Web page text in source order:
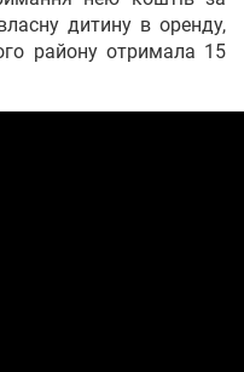
дитину в оренду,
району отримала 15